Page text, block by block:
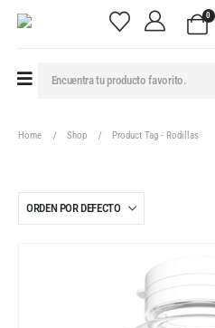
0
Home Shop Product Tag - Rodillas